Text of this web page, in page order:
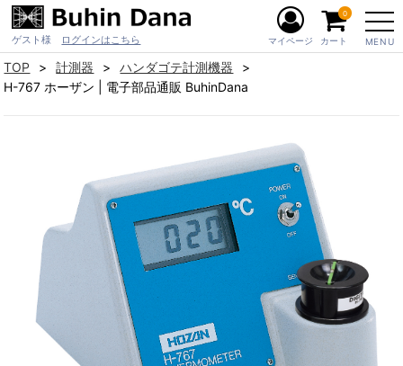
ゲスト様 ログインはこちら MENU
マイページ カート
0
TOP 計測器
ハンダゴテ計測機器
H-767 ホーザン | 電子部品通販 BuhinDana